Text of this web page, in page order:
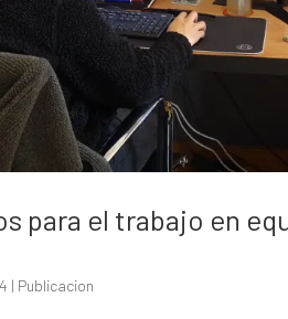
para el trabajo en
| Publicacion